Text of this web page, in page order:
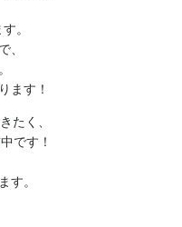
。
、
ます！
たく、
です！
す。